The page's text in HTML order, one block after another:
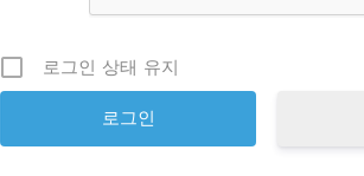
로그인 상태 유지